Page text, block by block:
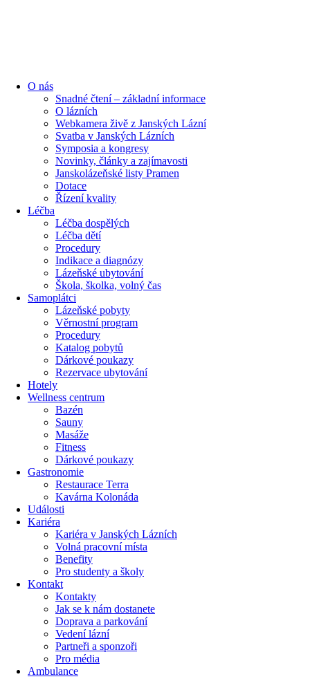
O nás
Snadné čtení – základní informace
O lázních
Webkamera živě z Janských Lázní
Svatba v Janských Lázních
Symposia a kongresy
Novinky, články a zajímavosti
Janskolázeňské listy Pramen
Dotace
Řízení kvality
Léčba
Léčba dospělých
Léčba dětí
Procedury
Indikace a diagnózy
Lázeňské ubytování
Škola, školka, volný čas
Samoplátci
Lázeňské pobyty
Věrnostní program
Procedury
Katalog pobytů
Dárkové poukazy​
Rezervace ubytování
Hotely
Wellness centrum
Bazén
Sauny
Masáže
Fitness
Dárkové poukazy​
Gastronomie
Restaurace Terra
Kavárna Kolonáda
Události
Kariéra
Kariéra v Janských Lázních
Volná pracovní místa
Benefity
Pro studenty a školy
Kontakt
Kontakty
Jak se k nám dostanete
Doprava a parkování
Vedení lázní
Partneři a sponzoři
Pro média
Ambulance